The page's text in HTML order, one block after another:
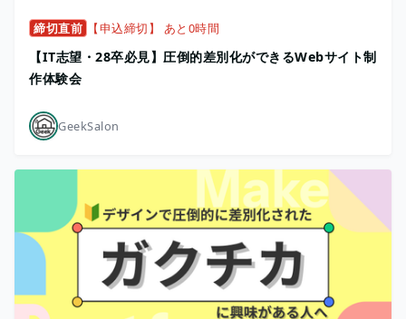
締切直前 【申込締切】 あと0時間
【IT志望・28卒必見】圧倒的差別化ができるWebサイト制
作体験会
GeekSalon